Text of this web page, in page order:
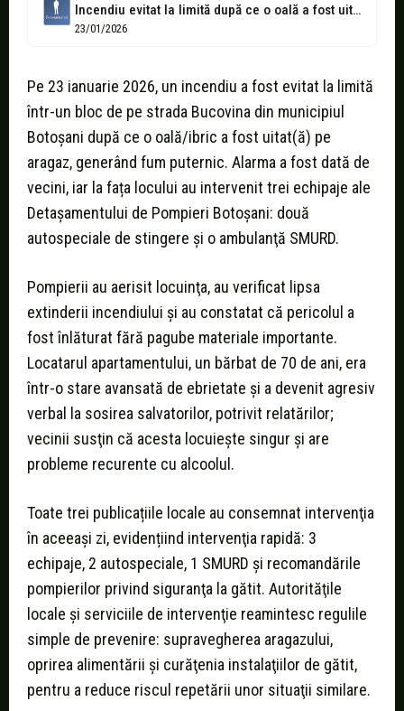
Incendiu evitat la limită după ce o oală a fost uitată pe...
23/01/2026
Pe 23 ianuarie 2026, un incendiu a fost evitat la limită
într-un bloc de pe strada Bucovina din municipiul
Botoșani după ce o oală/ibric a fost uitat(ă) pe
aragaz, generând fum puternic. Alarma a fost dată de
vecini, iar la fața locului au intervenit trei echipaje ale
Detașamentului de Pompieri Botoșani: două
autospeciale de stingere şi o ambulanţă SMURD.
Pompierii au aerisit locuinţa, au verificat lipsa
extinderii incendiului şi au constatat că pericolul a
fost înlăturat fără pagube materiale importante.
Locatarul apartamentului, un bărbat de 70 de ani, era
într-o stare avansată de ebrietate şi a devenit agresiv
verbal la sosirea salvatorilor, potrivit relatărilor;
vecinii susţin că acesta locuieşte singur şi are
probleme recurente cu alcoolul.
Toate trei publicațiile locale au consemnat intervenţia
în aceeaşi zi, evidențiind intervenţia rapidă: 3
echipaje, 2 autospeciale, 1 SMURD şi recomandările
pompierilor privind siguranţa la gătit. Autorităţile
locale şi serviciile de intervenţie reamintesc regulile
simple de prevenire: supravegherea aragazului,
oprirea alimentării şi curăţenia instalaţiilor de gătit,
pentru a reduce riscul repetării unor situaţii similare.